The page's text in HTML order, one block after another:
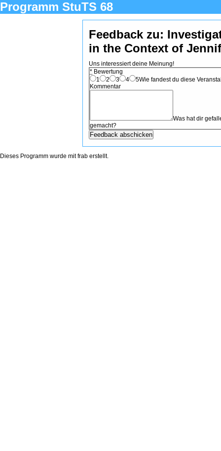
Programm StuTS 68
Feedback zu:
in the Context of
Uns interessiert deine Meinung!
* Bewertung
1
2 3 4 5Wie fandest du diese
Kommentar
Was hat dir
gemacht?
Dieses Programm wurde mitfrab erstellt.